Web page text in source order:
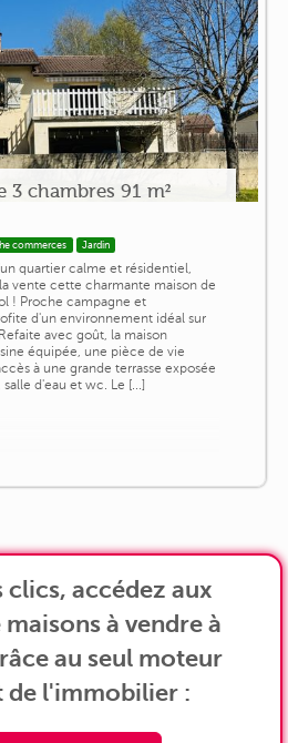
3 chambres 91 m²
commerces Jardin
quartier calme et résidentiel,
vente cette charmante maison de
! Proche campagne et
d'un environnement idéal sur
avec goût, la maison
équipée, une pièce de vie
à une grande terrasse exposée
d'eau et wc. Le [...]
clics, accédez aux
à vendre à
au seul moteur
de l'immobilier :